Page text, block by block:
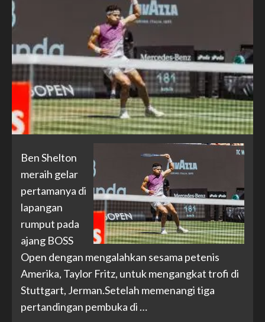
Ben Shelton
meraih gelar
pertamanya di
lapangan
rumput pada
ajang BOSS
Open dengan mengalahkan sesama petenis
Amerika, Taylor Fritz, untuk mengangkat trofi di
Stuttgart, Jerman.Setelah memenangi tiga
pertandingan pembuka di …